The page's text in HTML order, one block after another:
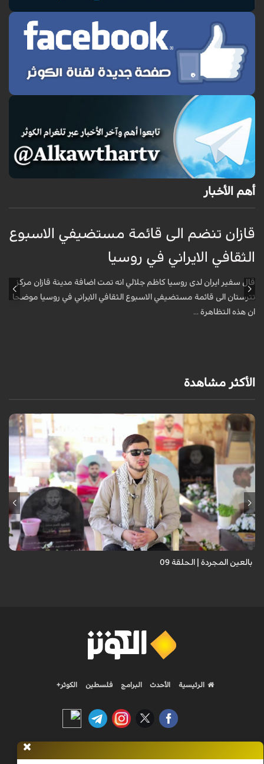
أهم الأخبار
قازان تنضم الى قائمة مستضيفي الاسبوع
الثقافي الايراني في روسيا
قال سفير ايران لدى روسيا كاظم جلالي انه تمت اضافة مدينة قازان مركز
تترستان الى قائمة مستضيفي الاسبوع الثقافي الايراني في روسيا موضحا
ان هذه التظاهرة ...
الأكثر مشاهدة
برنامج "بالعين المجردة" هو توثيق إنسانيٌّ شجاعٌ للحياة تحت وطأة الحرب،
حيث نستمع فيه إلى شهاداتٍ حيّةٍ لأشخاص عايشوا التفجيرات والدمار، فنرى
بعيونهم ت...
بالعين المجردة | الحلقة 09
الرئيسية الأحدث البرامج فلسطين الكوثر+
Nilesat 11900 V | Badr 8 11747 V | Badr5 12284 V